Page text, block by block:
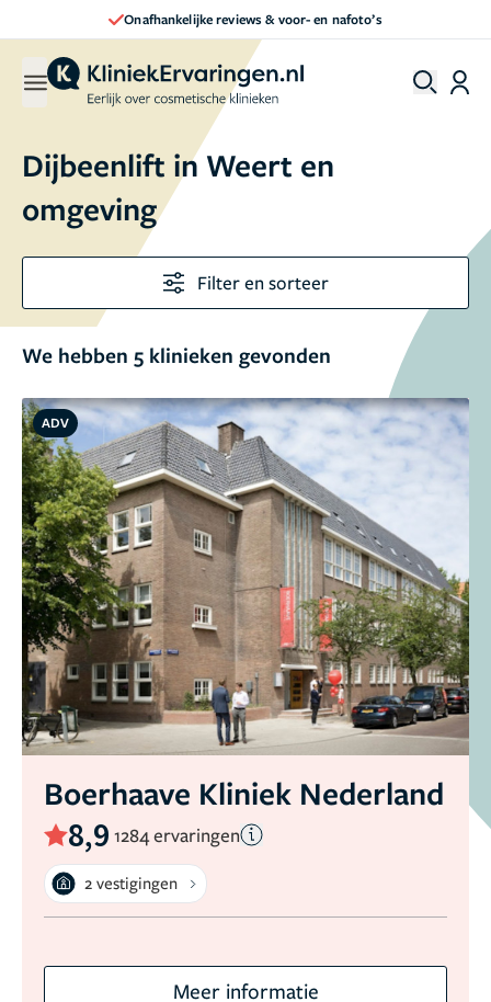
Onafhankelijke reviews & voor- en nafoto’s
Dijbeenlift in Weert en
omgeving
Filter en sorteer
We hebben 5 klinieken gevonden
ADV
Boerhaave Kliniek Nederland
8,9 1284 ervaringen
2 vestigingen
Meer informatie